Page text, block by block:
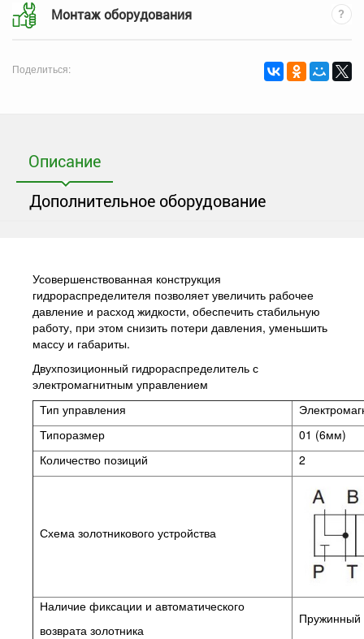
Монтаж оборудования
Поделиться:
Описание
Дополнительное оборудование
Усовершенствованная конструкция
гидрораспределителя позволяет увеличить рабочее
давление и расход жидкости, обеспечить стабильную
работу, при этом снизить потери давления, уменьшить
массу и габариты.
Двухпозиционный гидрораспределитель с
электромагнитным управлением
Тип управления
Типоразмер
01 (6мм)
Количество позиций
2
Схема золотникового устройства
Наличие фиксации и автоматического
возврата золотника
Пружинный